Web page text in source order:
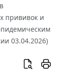
прививок и
03.04.2026)